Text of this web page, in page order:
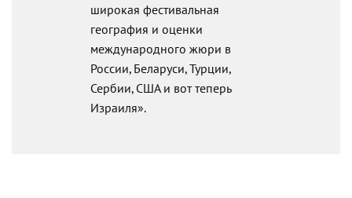
широкая фестивальная
география и оценки
международного жюри в
России, Беларуси, Турции,
Сербии, США и вот теперь
Израиля».